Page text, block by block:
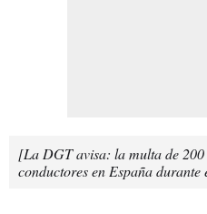
[La DGT avisa: la multa de
conductores en España durante